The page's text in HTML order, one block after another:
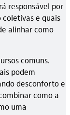
responsável por
coletivas e quais
alinhar como
comuns.
podem
desconforto e
como a
uma